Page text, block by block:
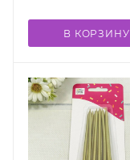
В КОРЗИНУ